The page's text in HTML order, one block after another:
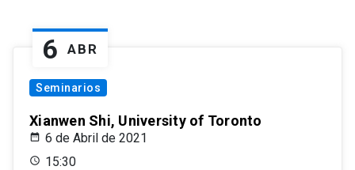
6 ABR
Seminarios
Xianwen Shi, University of Toronto
6 de Abril de 2021
15:30